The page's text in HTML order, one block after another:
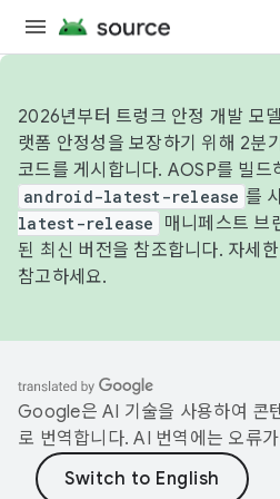
2026년부터 트렁크 안정 개발 모
랫폼 안정성을 보장하기 위해 2분
코드를 게시합니다. AOSP를 빌드
android-latest-release 를
latest-release
매니페스트 브
된 최신 버전을 참조합니다. 자세
참고하세요.
Google은 AI 기술을 사용하여 콘
로 번역합니다. AI 번역에는 오류